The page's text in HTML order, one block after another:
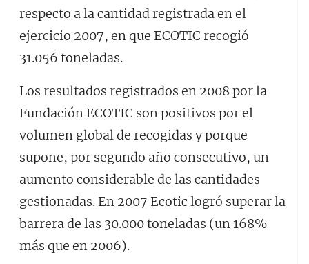
respecto a la cantidad registrada en el
ejercicio 2007, en que ECOTIC recogió
31.056 toneladas.
Los resultados registrados en 2008 por la
Fundación ECOTIC son positivos por el
volumen global de recogidas y porque
supone, por segundo año consecutivo, un
aumento considerable de las cantidades
gestionadas. En 2007 Ecotic logró superar la
barrera de las 30.000 toneladas (un 168%
más que en 2006).